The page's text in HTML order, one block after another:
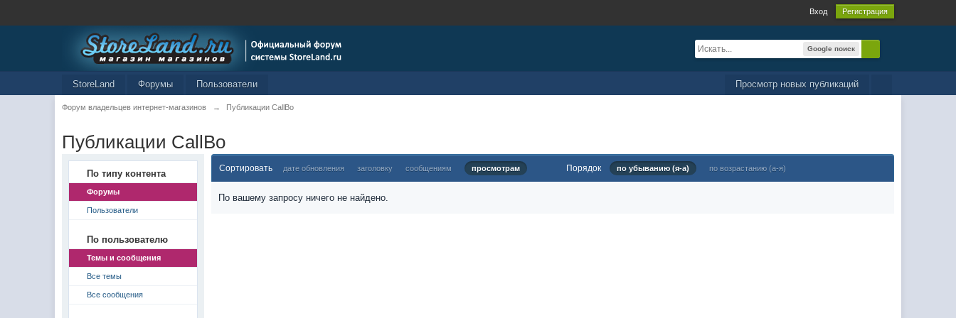
Вход Регистрация
Google поиск
Просмотр новых публикаций
StoreLand Форумы Пользователи
Форум владельцев интернет-магазинов → Публикации CallBo
Публикации CallBo
По типу контента
Форумы
Пользователи
По пользователю
Темы и сообщения
Все темы
Все сообщения
Сортировать дате обновления заголовку сообщениям просмотрам Порядок по убыванию (я-а) по возрастанию (а-я)
По вашему запросу ничего не найдено.